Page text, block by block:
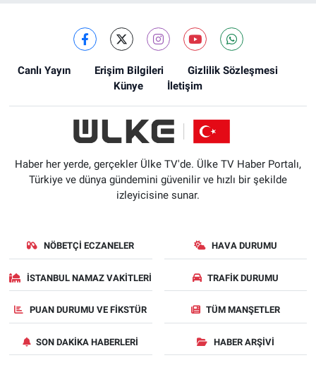
Canlı Yayın Erişim Bilgileri
Gizlilik Sözleşmesi
Künye
İletişim
Haber her yerde, gerçekler Ülke TV'de. Ülke TV Haber Portalı,
Türkiye ve dünya gündemini güvenilir ve hızlı bir şekilde
izleyicisine sunar.
NÖBETÇI ECZANELER HAVA DURUMU
İSTANBUL NAMAZ VAKITLERI TRAFIK DURUMU
PUAN DURUMU VE FIKSTÜR TÜM MANŞETLER
SON DAKIKA HABERLERI HABER ARŞIVI